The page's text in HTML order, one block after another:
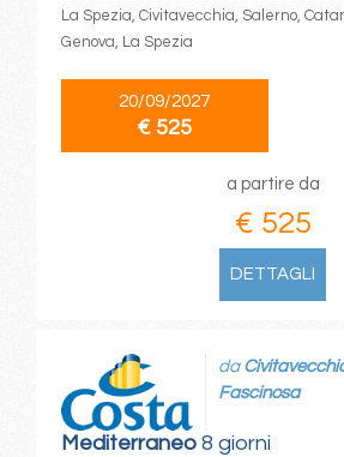
La Spezia, Civitavecchia, Salerno,
Genova, La Spezia
20/09/2027
€ 525
a partire da
€ 525
DETTAGLI
Mediterraneo8 giorni
da
Fascinosa